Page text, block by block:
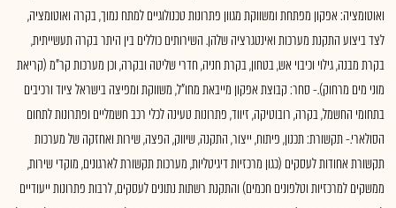
ואוטומציה: אפקון מפתחת ומשווקת מגוון פתרונות טכנולוגיים למתח נמוך, בקרה ואוטומציה,
לצד ביצוע התקנת מערכות ואינטגרציה שלהן. השירותים כוללים בין היתר בקרה תעשייתית,
בקרת מבנה, גילוי וכיבוי אש, בטחון, בקרת חניה, חדרי שליטה ובקרה, וכן מערכות קר"מ (קריאת
מוני מים מרחוק).- סחר: קבוצת אפקון מייבאת מחו"ל, משווקת ומפיצה בישראל ציוד ורכיבים
בתחומי החשמל, בקרה, רובוטיקה, זיווד, פתרונות טעינה לכלי רכב חשמליים ופתרונות לתחום
הסולארי.- תקשורת: תכנון, פיתוח, ייצור, התקנה, שיווק, הפצה, שירות ואחזקה של מערכות
תקשורת אחודות לעסקים (כגון מרכזיות דיגיטליות, מערכות תקשורת לארגונים, מוקדי שירות,
ממשקים למרכזיות וטלפונים חכמים) והתקנת רשתות נתונים לעסקים, לרבות פתרונות ייעודיים